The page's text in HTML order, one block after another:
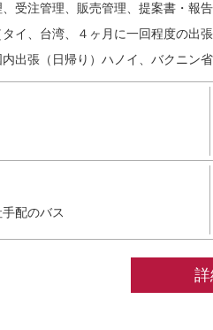
、受注管理、販売管理、提案書・報
タイ、台湾、４ヶ月に一回程度の出
内出張（日帰り）ハノイ、バクニン
配のバス
詳